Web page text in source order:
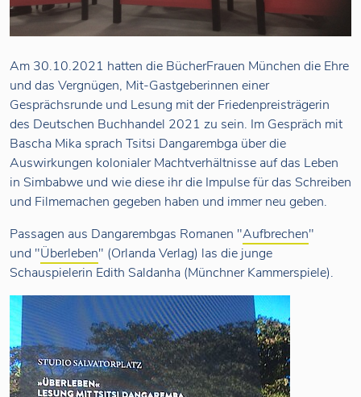
Am 30.10.2021 hatten die BücherFrauen München die Ehre
und das Vergnügen, Mit-Gastgeberinnen einer
Gesprächsrunde und Lesung mit der Friedenpreisträgerin
des Deutschen Buchhandel 2021 zu sein. Im Gespräch mit
Bascha Mika sprach Tsitsi Dangarembga über die
Auswirkungen kolonialer Machtverhältnisse auf das Leben
in Simbabwe und wie diese ihr die Impulse für das Schreiben
und Filmemachen gegeben haben und immer neu geben.
Passagen aus Dangarembgas Romanen "Aufbrechen"
und "Überleben" (Orlanda Verlag) las die junge
Schauspielerin Edith Saldanha (Münchner Kammerspiele).